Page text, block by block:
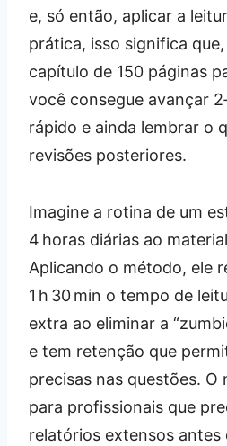
e, só então, aplicar a
prática, isso significa
capítulo de 150 páginas
você consegue avançar
rápido e ainda lembrar o
revisões posteriores.
Imagine a rotina de um
4 horas diárias ao
Aplicando o método, ele
1 h 30 min o tempo de
extra ao eliminar a
e tem retenção que
precisas nas questões. O
para profissionais que
relatórios extensos antes